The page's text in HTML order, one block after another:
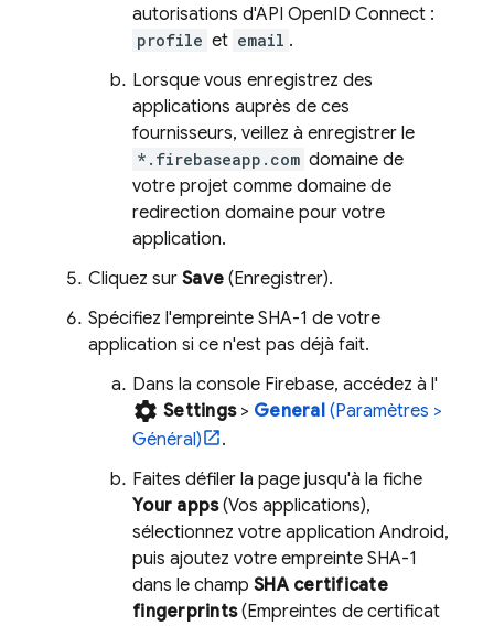
autorisations d'API OpenID Connect :
profile et email .
Lorsque vous enregistrez des
applications auprès de ces
fournisseurs, veillez à enregistrer le
*.firebaseapp.com domaine de
votre projet comme domaine de
redirection domaine pour votre
application.
Cliquez sur Save (Enregistrer).
Spécifiez l'empreinte SHA-1 de votre
application si ce n'est pas déjà fait.
Dans la console Firebase, accédez à l'
settings Settings> General(Paramètres >
Général)
.
Faites défiler la page jusqu'à la fiche
Your apps(Vos applications),
sélectionnez votre application Android,
puis ajoutez votre empreinte SHA-1
dans le champ SHA certificate
fingerprints(Empreintes de certificat